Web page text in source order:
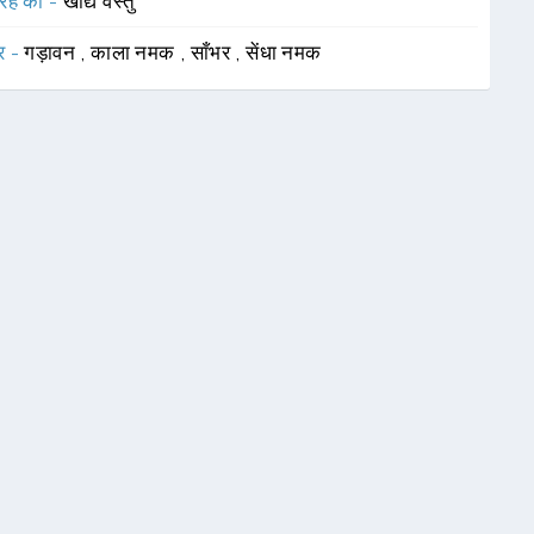
-गड़ावन ,काला नमक ,साँभर ,सेंधा नमक